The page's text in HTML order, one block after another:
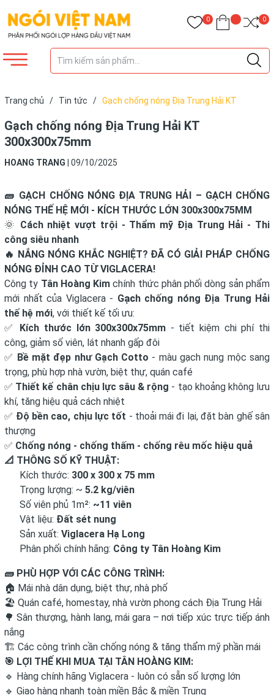
0 0
Trang chủ / Tin tức / Gạch chống nóng Địa Trung Hải KT
Gạch chống nóng Địa Trung Hải KT
300x300x75mm
HOANG TRANG 09/10/2025
🧱 GẠCH CHỐNG NÓNG ĐỊA TRUNG HẢI – GẠCH CHỐNG
NÓNG THẾ HỆ MỚI - KÍCH THƯỚC LỚN 300x300x75MM
🌞 Cách nhiệt vượt trội - Thẩm mỹ Địa Trung Hải - Thi
công siêu nhanh
🔥 NẮNG NÓNG KHẮC NGHIỆT? ĐÃ CÓ GIẢI PHÁP CHỐNG
NÓNG ĐỈNH CAO TỪ VIGLACERA!
Công ty Tân Hoàng Kim chính thức phân phối dòng sản phẩm
mới nhất của Viglacera - Gạch chống nóng Địa Trung Hải
thế hệ mới, với thiết kế tối ưu:
✅ Kích thước lớn 300x300x75mm - tiết kiệm chi phí thi
công, giảm số viên, lát nhanh gấp đôi
✅ Bề mặt đẹp như Gạch Cotto - màu gạch nung mộc sang
trọng, phù hợp nhà vườn, biệt thự, quán café
✅ Thiết kế chân chịu lực sâu & rộng - tạo khoảng không lưu
khí, tăng hiệu quả cách nhiệt
✅ Độ bền cao, chịu lực tốt - thoải mái đi lại, đặt bàn ghế sân
thượng
✅ Chống nóng - chống thấm - chống rêu mốc hiệu quả
📐 THÔNG SỐ KỸ THUẬT:
Kích thước: 300 x 300 x 75 mm
Trọng lượng: ~ 5.2 kg/viên
Số viên phủ 1m²: ~11 viên
Vật liệu: Đất sét nung
Sản xuất: Viglacera Hạ Long
Phân phối chính hãng: Công ty Tân Hoàng Kim
🧱 PHÙ HỢP VỚI CÁC CÔNG TRÌNH:
🏠 Mái nhà dân dụng, biệt thự, nhà phố
🏖️ Quán café, homestay, nhà vườn phong cách Địa Trung Hải
🌳 Sân thượng, hành lang, mái gara – nơi tiếp xúc trực tiếp ánh
nắng
🏗️ Các công trình cần chống nóng & tăng thẩm mỹ phần mái
🎯 LỢI THẾ KHI MUA TẠI TÂN HOÀNG KIM:
🔹 Hàng chính hãng Viglacera - luôn có sẵn số lượng lớn
🔹 Giao hàng nhanh toàn miền Bắc & miền Trung